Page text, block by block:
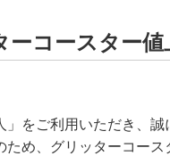
ーコースター
をご利用いただき、誠
め、グリッターコース